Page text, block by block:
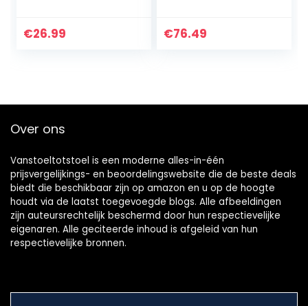
€26.99
scheidingswanden,
€76.49
Over ons
Vanstoeltotstoel is een moderne alles-in-één
prijsvergelijkings- en beoordelingswebsite die de beste deals
biedt die beschikbaar zijn op amazon en u op de hoogte
houdt via de laatst toegevoegde blogs. Alle afbeeldingen
zijn auteursrechtelijk beschermd door hun respectievelijke
eigenaren. Alle geciteerde inhoud is afgeleid van hun
respectievelijke bronnen.